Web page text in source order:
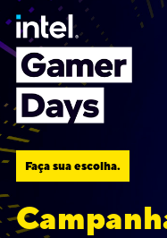
Faça sua escolha.